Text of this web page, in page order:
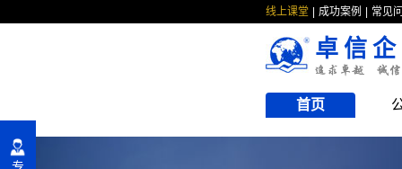
线上课堂 成功案例 常见
卓信
首页